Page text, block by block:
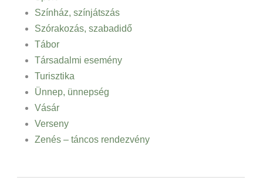
Színház, színjátszás
Szórakozás, szabadidő
Tábor
Társadalmi esemény
Turisztika
Ünnep, ünnepség
Vásár
Verseny
Zenés – táncos rendezvény